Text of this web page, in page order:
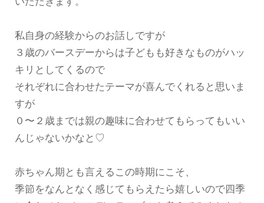
私自身の経験からのお話しですが
３歳のバースデーからは子どもも好きなものがハッ
キリとしてくるので
それぞれに合わせたテーマが喜んでくれると思いま
すが
０〜２歳までは親の趣味に合わせてもらってもいい
んじゃないかなと♡
赤ちゃん期とも言えるこの時期にこそ、
季節をなんとなく感じてもらえたら嬉しいので四季